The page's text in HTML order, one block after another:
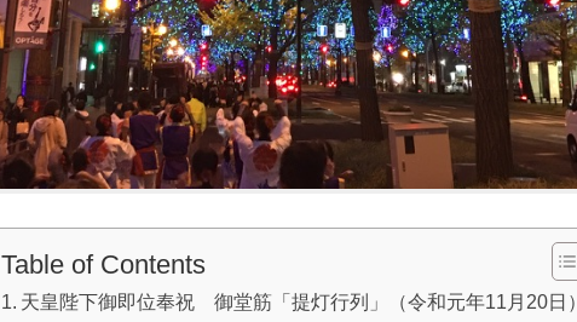
Table of Contents
天皇陛下御即位奉祝 御堂筋「提灯行列」（令和元年11月20日）